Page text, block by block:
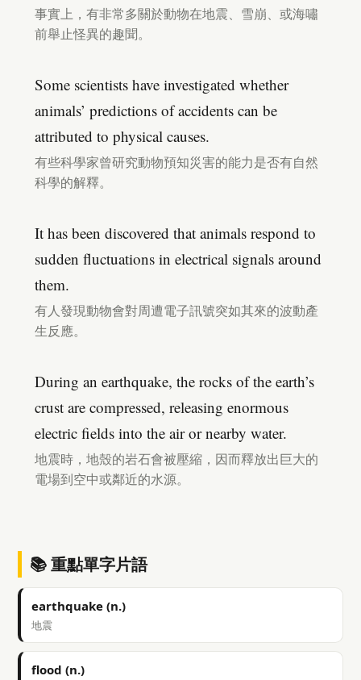
事實上，有非常多關於動物在地震、雪崩、或海嘯
前舉止怪異的趣聞。
Some scientists have investigated whether
animals’ predictions of accidents can be
attributed to physical causes.
有些科學家曾研究動物預知災害的能力是否有自然
科學的解釋。
It has been discovered that animals respond to
sudden fluctuations in electrical signals around
them.
有人發現動物會對周遭電子訊號突如其來的波動產
生反應。
During an earthquake, the rocks of the earth’s
crust are compressed, releasing enormous
electric fields into the air or nearby water.
地震時，地殼的岩石會被壓縮，因而釋放出巨大的
電場到空中或鄰近的水源。
📚 重點單字片語
earthquake (n.)
地震
flood (n.)